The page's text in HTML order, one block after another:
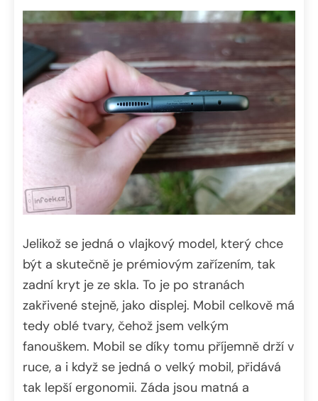
Jelikož se jedná o vlajkový model, který chce
být a skutečně je prémiovým zařízením, tak
zadní kryt je ze skla. To je po stranách
zakřivené stejně, jako displej. Mobil celkově má
tedy oblé tvary, čehož jsem velkým
fanouškem. Mobil se díky tomu příjemně drží v
ruce, a i když se jedná o velký mobil, přidává
tak lepší ergonomii. Záda jsou matná a